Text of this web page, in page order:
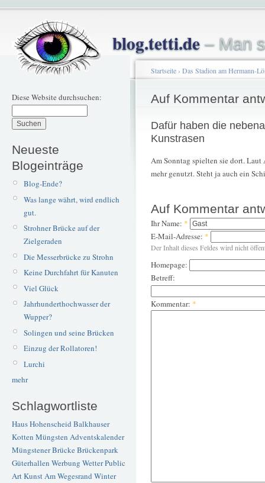
blog.tetti.de– Man
Diese Website durchsuchen:
Neueste
Blogeinträge
Blog-Ende?
Was lange währt, wird endlich
gut.
Strohner Brücke auf der
Zielgeraden
Die Messerbrücke zu Strohn
Keine Durchfahrt für Kanuten
Viel Glück
Jahrhunderthochwasser der
Wupper?
Solingen und seine Brücken
Einzug der Rollatoren!
Lurchi
mehr
Schlagwortliste
Haus Hohenscheid Balkhauser
Kotten Müngsten Adventskalender
Müngstener BrückeBrückenpark
Güterhallen Werbung WetterPublic
ArtKunstAm Wegesrand Winter
Startseite› Das Stadion am Hermann-
Auf Kommentar
Dafür haben die
Kunstrasen
Am Sonntag spielten sie dort.
mehr genutzt. Steht ja auch ein
Auf Kommentar
Ihr Name: *
E-Mail-Adresse: *
Der Inhalt dieses Feldes wird nicht
Homepage:
Betreff:
Kommentar: *